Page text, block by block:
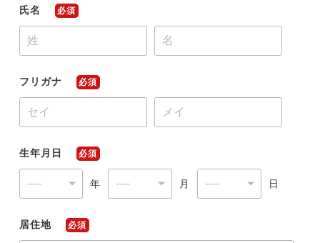
メディア紹介実績
今すぐ転職をお考えの方
氏名 必須
フリガナ 必須
生年月日 必須
年 月 日
居住地 必須